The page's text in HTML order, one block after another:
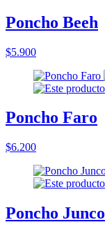
Poncho Beeh
$5.900
Poncho Faro
$6.200
Poncho Junco